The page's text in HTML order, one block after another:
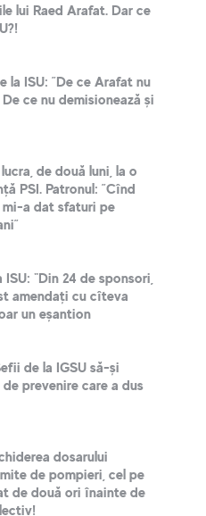
lui Raed Arafat. Dar ce
la ISU: ”De ce Arafat nu
ce nu demisionează și
de două luni, la o
PSI. Patronul: ”Cînd
mi-a dat sfaturi pe
"Din 24 de sponsori,
amendați cu cîteva
un eșantion
de la IGSU să-și
de prevenire care a dus
dosarului
de pompieri, cel pe
de două ori înainte de